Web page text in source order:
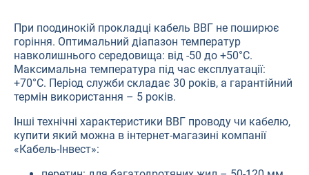
При поодинокій прокладці кабель ВВГ не поширює
горіння. Оптимальний діапазон температур
навколишнього середовища: від -50 до +50°С.
Максимальна температура під час експлуатації:
+70°С. Період служби складає 30 років, а гарантійний
термін використання – 5 років.
Інші технічні характеристики ВВГ проводу чи кабелю,
купити який можна в інтернет-магазині компанії
«Кабель-Інвест»: